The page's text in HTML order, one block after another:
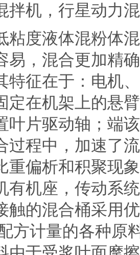
拌机，行星动力
液体混粉体混
易，混合更加精
特征在于：电机
定在机架上的悬
叶片驱动轴；端
过程中，加速了
重偏析和积聚
有机座，传动系
触的混合桶采用
方计量的各种原